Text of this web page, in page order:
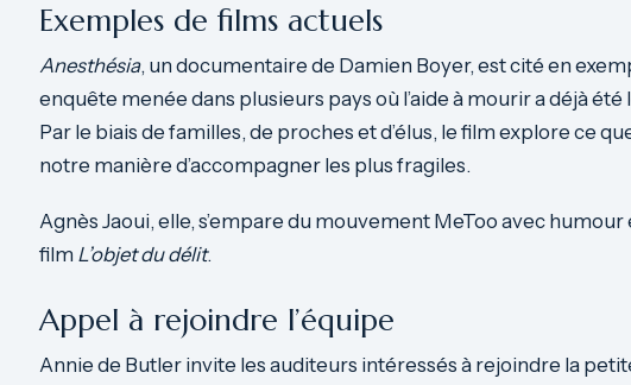
Exemples de films actuels
Anesthésia, un documentaire de Damien Boyer, est cité en
enquête menée dans plusieurs pays où l’aide à mourir a déjà
Par le biais de familles, de proches et d’élus, le film explore ce
notre manière d’accompagner les plus fragiles.
Agnès Jaoui, elle, s’empare du mouvement MeToo avec
film L’objet du délit.
Appel à rejoindre l’équipe
Annie de Butler invite les auditeurs intéressés à rejoindre la